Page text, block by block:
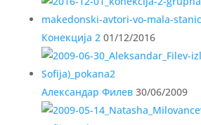
Конекција 201/12/2016
Александар Филев30/06/2009